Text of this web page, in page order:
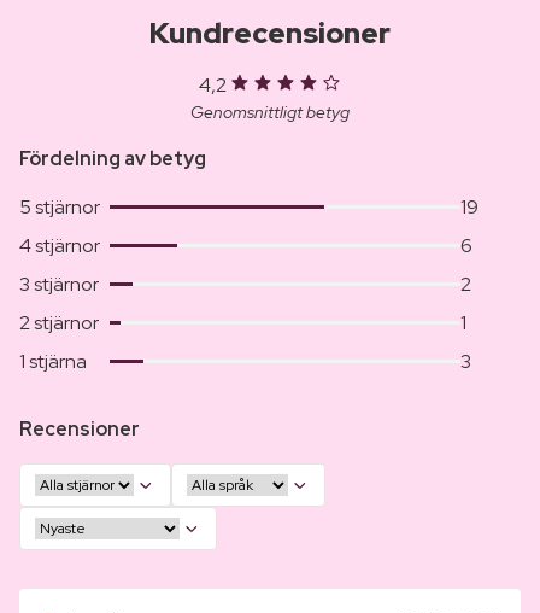
Kundrecensioner
4,2
Genomsnittligt betyg
Fördelning av betyg
5 stjärnor
19
4 stjärnor
6
3 stjärnor
2
2 stjärnor
1
1 stjärna
3
Recensioner